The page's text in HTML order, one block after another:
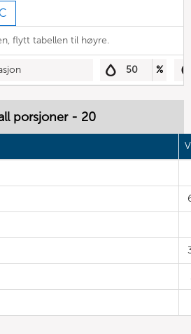
flytt tabellen til høyre.
50 %
porsjoner - 20